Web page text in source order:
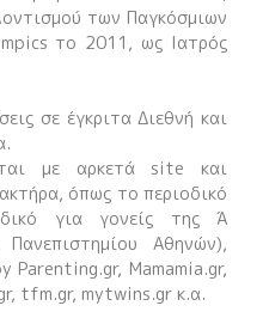
των Παγκόσμιων
το 2011, ως Ιατρός
σε έγκριτα Διεθνή και
με αρκετά site και
όπως το περιοδικό
για γονείς της Ά
Πανεπιστημίου Αθηνών),
Parenting.gr, Mamamia.gr,
tfm.gr, mytwins.gr κ.α.